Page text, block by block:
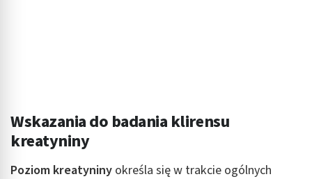
Wskazania do badania klirensu
kreatyniny
Poziom kreatyniny określa się w trakcie ogólnych